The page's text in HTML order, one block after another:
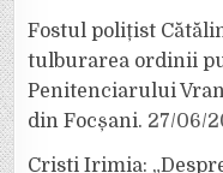
Fostul polițist
tulburarea ordinii
Penitenciarului
din Focșani. 27/06/
Cristi Irimia: